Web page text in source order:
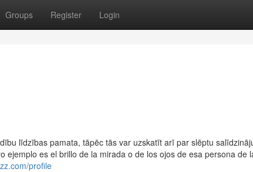
Groups Register Login
līdzības pamata, tāpēc tās var uzskatīt arī par slēptu
es el brillo de la mirada o de los ojos de esa persona de
profile